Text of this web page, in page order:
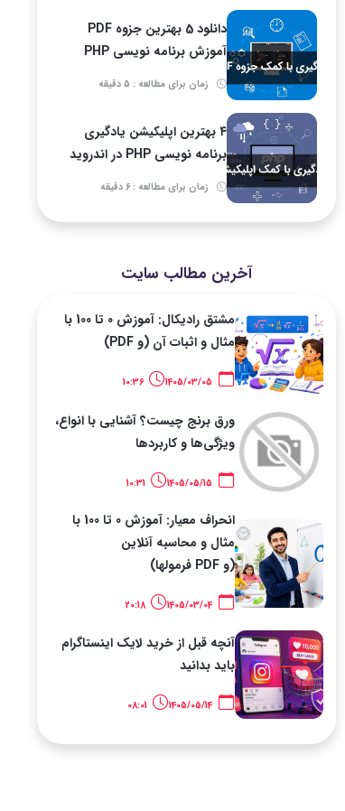
دانلود 5 بهترین جزوه PDF
آموزش برنامه نویسی PHP
زمان برای مطالعه : 5 دقیقه
۴ بهترین اپلیکیشن یادگیری
برنامه نویسی PHP در اندروید
زمان برای مطالعه : 6 دقیقه
آخرین مطالب سایت
مشتق رادیکال: آموزش 0 تا 100 با
مثال و اثبات آن (و PDF)
10:36
ورق برنج چیست؟ آشنایی با انواع،
ویژگی‌ها و کاربردها
10:31
انحراف معیار: آموزش 0 تا 100 با
مثال و محاسبه آنلاین
(و PDF فرمولها)
1405/03/04
20:18
آنچه قبل از خرید لایک اینستاگرام
باید بدانید
1405/05/14
08:01